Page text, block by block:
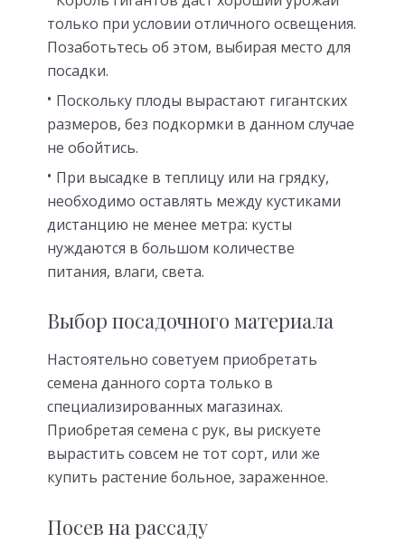
только при условии отличного освещения.
Позаботьтесь об этом, выбирая место для
посадки.
Поскольку плоды вырастают гигантских
размеров, без подкормки в данном случае
не обойтись.
При высадке в теплицу или на грядку,
необходимо оставлять между кустиками
дистанцию не менее метра: кусты
нуждаются в большом количестве
питания, влаги, света.
Выбор посадочного материала
Настоятельно советуем приобретать
семена данного сорта только в
специализированных магазинах.
Приобретая семена с рук, вы рискуете
вырастить совсем не тот сорт, или же
купить растение больное, зараженное.
Посев на рассаду